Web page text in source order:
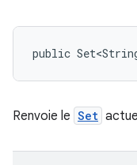
public
Renvoie le Set